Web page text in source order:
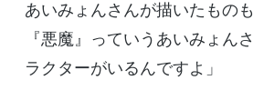
あいみょんさんが描いたもの
『悪魔』っていうあいみょん
ラクターがいるんですよ」